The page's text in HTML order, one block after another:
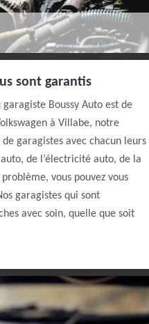
sont garantis
garagiste Boussy Auto est de
à Villabe, notre
garagistes avec chacun leurs
de l’électricité auto, de la
vous pouvez vous
garagistes qui sont
avec soin, quelle que soit